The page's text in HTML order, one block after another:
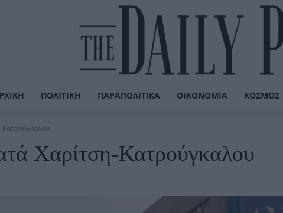
ΠΟΛΙΤΙΚΉ ΠΑΡΑΠΟΛΙΤΙΚΆ ΟΙΚΟΝΟΜΊΑ ΚΌΣΜΟΣ
Χαρίτση-Κατρούγκαλου